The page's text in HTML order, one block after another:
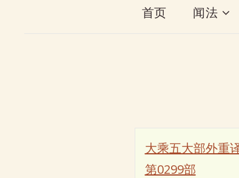
首页 闻法
大乘五大部外重
第0299部